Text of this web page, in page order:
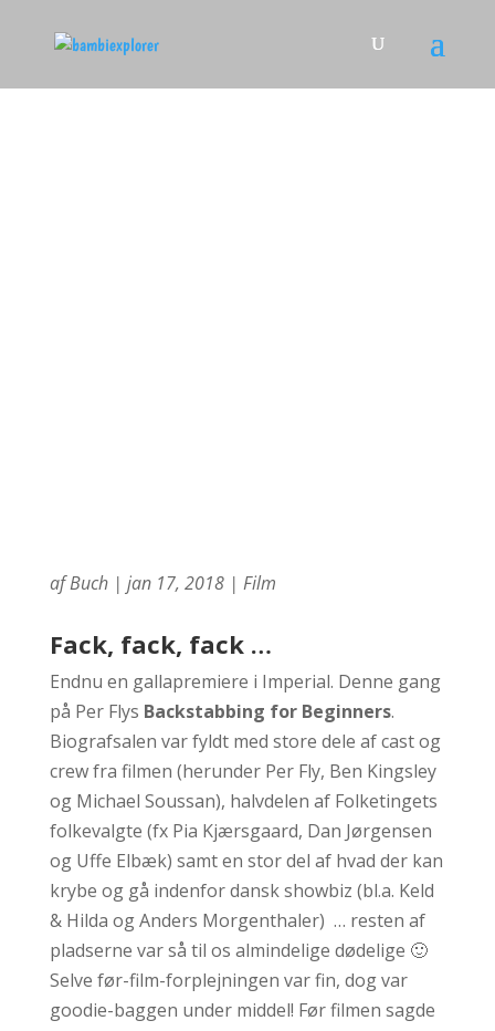
afBuch| jan 17, 2018| Film
Fack, fack, fack …
Endnu en gallapremiere i Imperial. Denne gang
på Per Flys Backstabbing for Beginners.
Biografsalen var fyldt med store dele af cast og
crew fra filmen (herunder Per Fly, Ben Kingsley
og Michael Soussan), halvdelen af Folketingets
folkevalgte (fx Pia Kjærsgaard, Dan Jørgensen
og Uffe Elbæk) samt en stor del af hvad der kan
krybe og gå indenfor dansk showbiz (bl.a. Keld
& Hilda og Anders Morgenthaler) … resten af
pladserne var så til os almindelige dødelige 🙂
Selve før-film-forplejningen var fin, dog var
goodie-baggen under middel! Før filmen sagde